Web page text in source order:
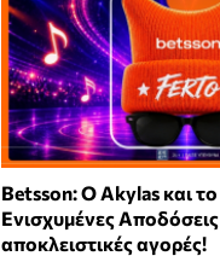
Betsson: Ο Akylas και
Ενισχυμένες Αποδόσεις
αποκλειστικές αγορές!